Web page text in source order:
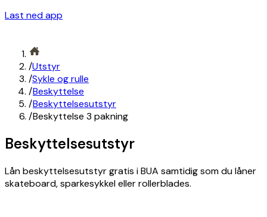
Last ned app
/Utstyr
/Sykle og rulle
/Beskyttelse
/Beskyttelsesutstyr
/Beskyttelse 3 pakning
Beskyttelsesutstyr
Lån beskyttelsesutstyr gratis i BUA samtidig som du låner
skateboard, sparkesykkel eller rollerblades.